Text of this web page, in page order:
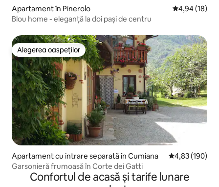
Apartament în Pinerolo Scor mediu
4,94 (18)
Blou home - eleganță la doi pași de centru
Alegerea oaspeților
Alegerea oaspeților
Apartament cu intrare separată în Cumiana Scor mediu de
4,83 (190)
Garsonieră frumoasă în Corte dei Gatti
Confortul de acasă și tarife lunare